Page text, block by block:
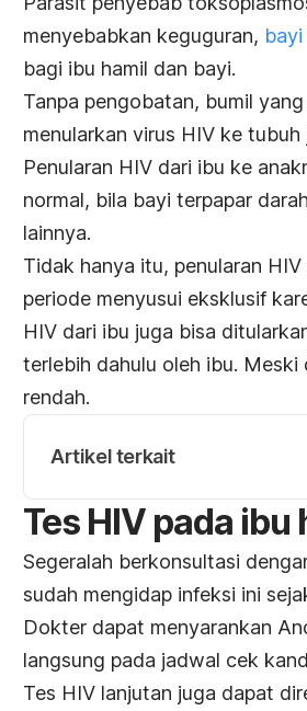
menyebabkan keguguran,
bagi ibu hamil dan bayi.
Tanpa pengobatan, bumil
menularkan virus HIV ke
Penularan HIV dari ibu ke
normal, bila bayi terpapar
lainnya.
Tidak hanya itu, penularan
periode menyusui eksklusif
HIV dari ibu juga bisa
terlebih dahulu oleh ibu. Meski
rendah.
Artikel terkait
Tes HIV pada ibu
Segeralah berkonsultasi
sudah mengidap infeksi ini
Dokter dapat menyarankan
langsung pada jadwal cek
Tes HIV lanjutan juga dapat